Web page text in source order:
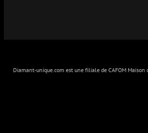
Diamant-unique.com est une filiale de CAFOM